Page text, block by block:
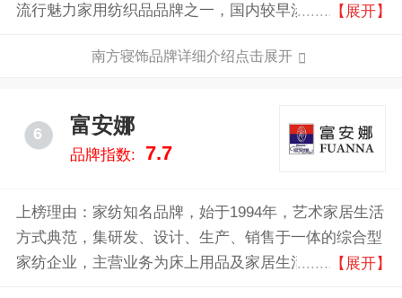
流行魅力家用纺织品品牌之一，国内较早涉足家用纺织
【展开】
南方寝饰品牌详细介绍点击展开
6 富安娜
品牌指数: 7.7
上榜理由：家纺知名品牌，始于1994年，艺术家居生活
方式典范，集研发、设计、生产、销售于一体的综合型
家纺企业，主营业务为床上用品及家居生活类产品的研
【展开】